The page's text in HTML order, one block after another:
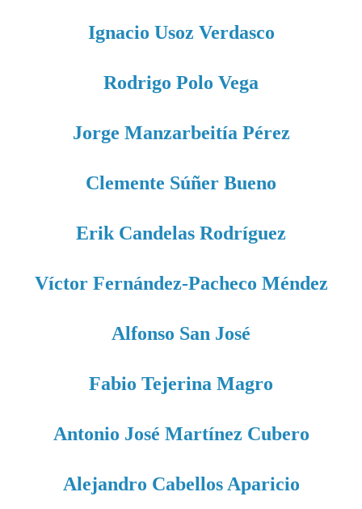
Ignacio Usoz Verdasco
Rodrigo Polo Vega
Jorge Manzarbeitía Pérez
Clemente Súñer Bueno
Erik Candelas Rodríguez
Víctor Fernández-Pacheco Méndez
Alfonso San José
Fabio Tejerina Magro
Antonio José Martínez Cubero
Alejandro Cabellos Aparicio